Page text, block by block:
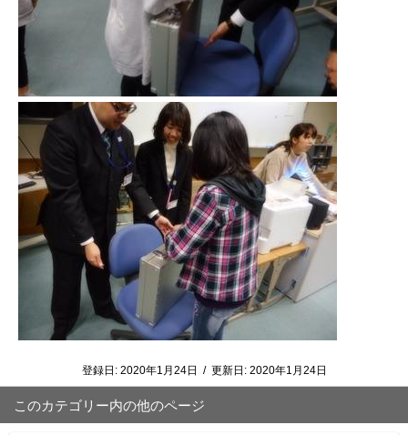
登録日: 2020年1月24日 / 更新日: 2020年1月24日
このカテゴリー内の他のページ